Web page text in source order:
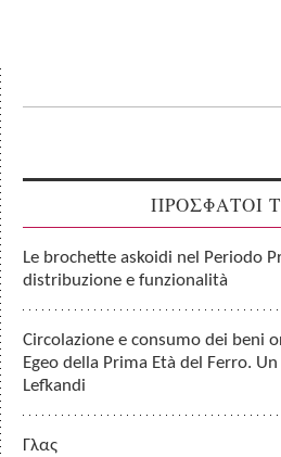
ΠΡΟΣΦΑΤΟΙ
Le brochette askoidi nel Periodo
distribuzione e funzionalità
Circolazione e consumo dei beni
Egeo della Prima Età del Ferro.
Lefkandi
Γλας